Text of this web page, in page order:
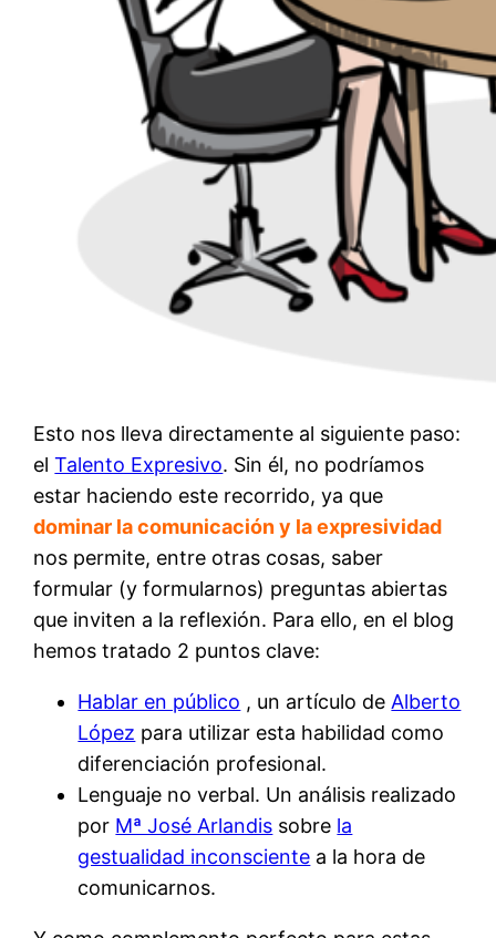
Esto nos lleva directamente al siguiente paso:
elTalento Expresivo. Sin él, no podríamos
estar haciendo este recorrido, ya que
dominar la comunicación y la expresividad
nos permite, entre otras cosas, saber
formular (y formularnos) preguntas abiertas
que inviten a la reflexión. Para ello, en el blog
hemos tratado 2 puntos clave:
Hablar en público , un artículo de Alberto
López para utilizar esta habilidad como
diferenciación profesional.
Lenguaje no verbal. Un análisis realizado
por Mª José Arlandis sobre la
gestualidad inconsciente a la hora de
comunicarnos.